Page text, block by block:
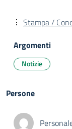
Stampa /
Argomenti
Notizie
Persone